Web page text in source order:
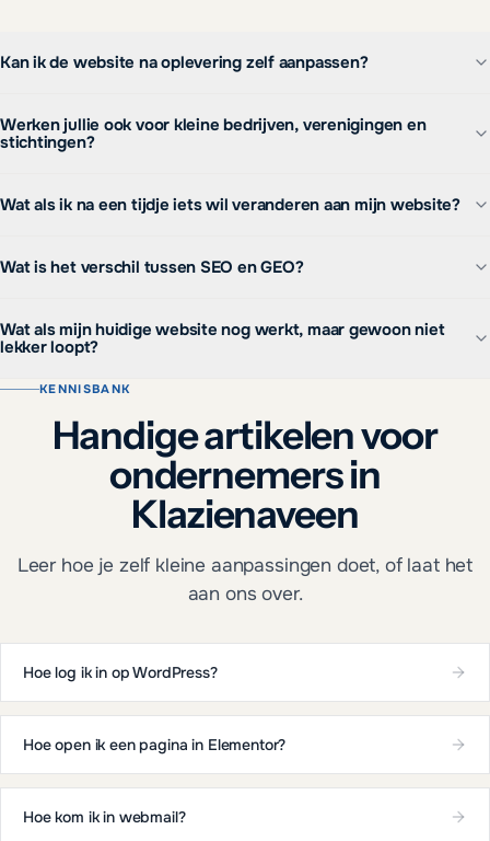
Kan ik de website na oplevering zelf aanpassen?
Werken jullie ook voor kleine bedrijven, verenigingen en
stichtingen?
Wat als ik na een tijdje iets wil veranderen aan mijn website?
Wat is het verschil tussen SEO en GEO?
Wat als mijn huidige website nog werkt, maar gewoon niet
lekker loopt?
KENNISBANK
Handige artikelen voor
ondernemers in
Klazienaveen
Leer hoe je zelf kleine aanpassingen doet, of laat het
aan ons over.
Hoe log ik in op WordPress?
Hoe open ik een pagina in Elementor?
Hoe kom ik in webmail?